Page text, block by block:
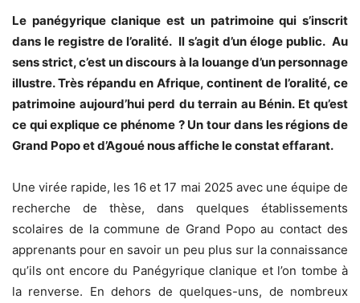
Le panégyrique clanique est un patrimoine qui s’inscrit
dans le registre de l’oralité. Il s’agit d’un éloge public. Au
sens strict, c’est un discours à la louange d’un personnage
illustre. Très répandu en Afrique, continent de l’oralité, ce
patrimoine aujourd’hui perd du terrain au Bénin. Et qu’est
ce qui explique ce phénome ? Un tour dans les régions de
Grand Popo et d’Agoué nous affiche le constat effarant.
Une virée rapide, les 16 et 17 mai 2025 avec une équipe de
recherche de thèse, dans quelques établissements
scolaires de la commune de Grand Popo au contact des
apprenants pour en savoir un peu plus sur la connaissance
qu’ils ont encore du Panégyrique clanique et l’on tombe à
la renverse. En dehors de quelques-uns, de nombreux